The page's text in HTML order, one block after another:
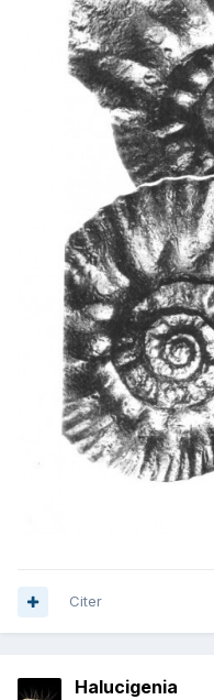
Citer
Halucigenia